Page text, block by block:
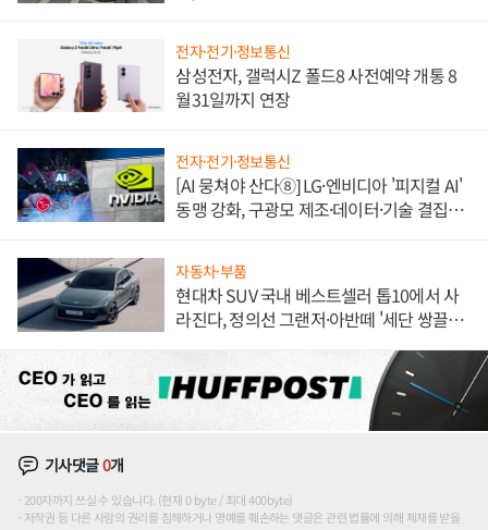
전자·전기·정보통신
삼성전자, 갤럭시Z 폴드8 사전예약 개통 8
월31일까지 연장
전자·전기·정보통신
[AI 뭉쳐야 산다⑧] LG·엔비디아 '피지컬 AI'
동맹 강화, 구광모 제조·데이터·기술 결집
자동차·부품
현대차 SUV 국내 베스트셀러 톱10에서 사
라진다, 정의선 그랜저·아반떼 '세단 쌍끌
기사댓글0개
200자까지 쓰실 수 있습니다. (현재 0 byte / 최대 400byte)
저작권 등 다른 사람의 권리를 침해하거나 명예를 훼손하는 댓글은 관련 법률에 의해 제재를 받을